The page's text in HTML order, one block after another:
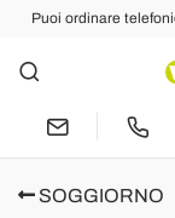
Puoi ordinare
SOGGIORNO